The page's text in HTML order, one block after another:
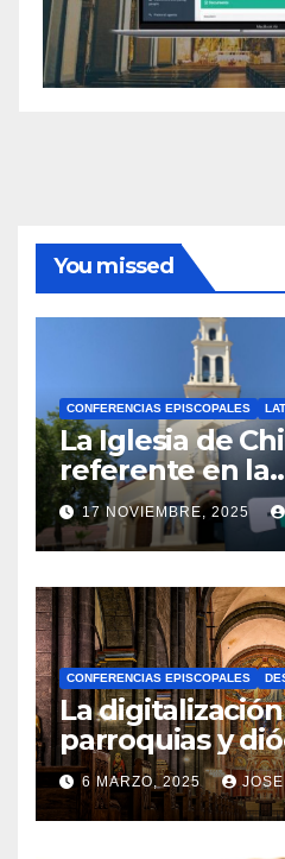
You missed
CONFERENCIAS EPISCOPALES
La Iglesia de
referente en la
transformación
gracias a
17 NOVIEMBRE, 2025
CONFERENCIAS EPISCOPALES
La
parroquias y
realidad ya
la Iglesia
6 MARZO, 2025